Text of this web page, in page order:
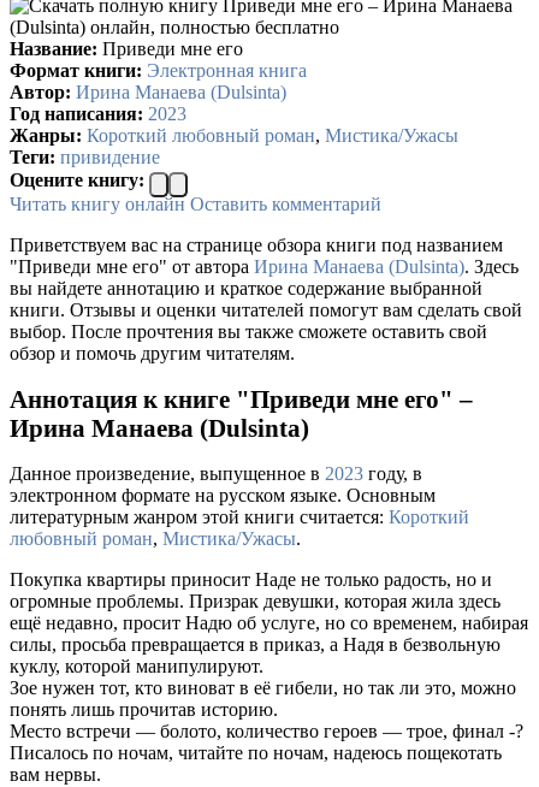
Название: Приведи мне его
Формат книги: Электронная книга
Автор: Ирина Манаева (Dulsinta)
Год написания: 2023
Жанры: Короткий любовный роман, Мистика/Ужасы
Теги: привидение
Оцените книгу:
Читать книгу онлайн Оставить комментарий
Приветствуем вас на странице обзора книги под названием
"Приведи мне его" от автора Ирина Манаева (Dulsinta). Здесь
вы найдете аннотацию и краткое содержание выбранной
книги. Отзывы и оценки читателей помогут вам сделать свой
выбор. После прочтения вы также сможете оставить свой
обзор и помочь другим читателям.
Аннотация к книге "Приведи мне его" –
Ирина Манаева (Dulsinta)
Данное произведение, выпущенное в 2023 году, в
электронном формате на русском языке. Основным
литературным жанром этой книги считается: Короткий
любовный роман, Мистика/Ужасы.
Покупка квартиры приносит Наде не только радость, но и
огромные проблемы. Призрак девушки, которая жила здесь
ещё недавно, просит Надю об услуге, но со временем, набирая
силы, просьба превращается в приказ, а Надя в безвольную
куклу, которой манипулируют.
Зое нужен тот, кто виноват в её гибели, но так ли это, можно
понять лишь прочитав историю.
Место встречи — болото, количество героев — трое, финал -?
Писалось по ночам, читайте по ночам, надеюсь пощекотать
вам нервы.